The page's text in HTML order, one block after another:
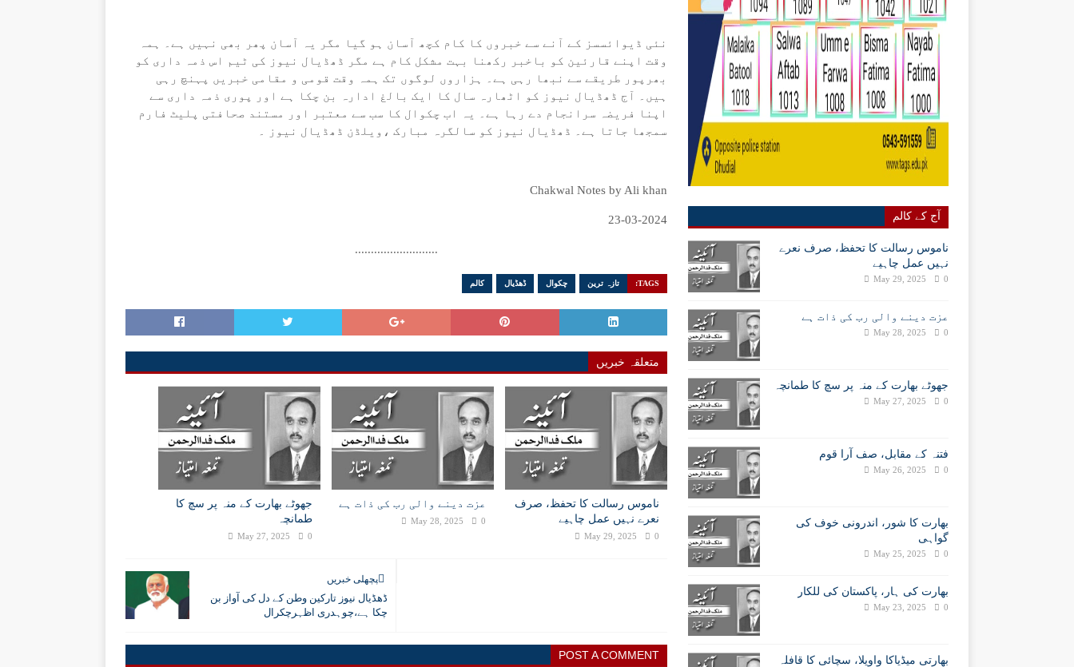
نئی ڈیوائسسز کے آنے سے خبروں کا کام کچھ آسان ہو گیا مگر یہ آسان پھر بھی نہیں ہے۔ ہمہ
وقت اپنے قارئین کو باخبر رکھنا بہت مشکل کام ہے مگر ڈھڈیال نیوز کی ٹیم اس ذمہ داری کو
بھرپور طریقے سے نبھا رہی ہے۔ ہزاروں لوگوں تک ہمہ وقت قومی و مقامی خبریں پہنچ رہی
ہیں۔ آج ڈھڈیال نیوز کو اٹھارہ سال کا ایک بالغ ادارہ بن چکا ہے اور پوری ذمہ داری سے
اپنا فریضہ سرانجام دے رہا ہے۔ یہ اب چکوال کا سب سے معتبر اور مستند صحافتی پلیٹ فارم
سمجھا جاتا ہے۔ ڈھڈیال نیوز کو سالگرہ مبارک ،ویلڈن ڈھڈیال نیوز ۔
Chakwal Notes by Ali khan
23-03-2024
..........................
TAGS: تازہ ترین چکوال ڈھڈیال کالم
متعلقہ خبریں
ناموس رسالت کا تحفظ، صرف
نعرے نہیں عمل چاہیے
May 29, 2025 0
عزت دینے والی رب کی ذات ہے
May 28, 2025 0
جھوٹے بھارت کے منہ پر سچ کا
طمانچہ
May 27, 2025 0
پچھلی خبریں
ڈھڈیال نیوز تارکین وطن کے دل کی آواز بن
چکا ہے،چوہدری اظہرچکرال
POST A COMMENT
آج کے کالم
ناموس رسالت کا تحفظ، صرف نعرے
نہیں عمل چاہیے
May 29, 2025 0
عزت دینے والی رب کی ذات ہے
May 28, 2025 0
جھوٹے بھارت کے منہ پر سچ کا طمانچہ
May 27, 2025 0
فتنہ کے مقابل، صف آرا قوم
May 26, 2025 0
بھارت کا شور، اندرونی خوف کی
گواہی
May 25, 2025 0
بھارت کی ہار، پاکستان کی للکار
May 23, 2025 0
بھارتی میڈیاکا واویلا، سچائی کا قافلہ